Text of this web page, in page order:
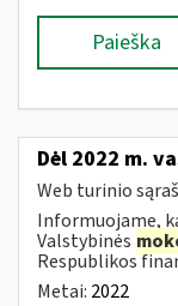
Paieška
Dėl 2022 m.
Web turinio
Informuojame,
Valstybinės
Respublikos
Metai: 2022